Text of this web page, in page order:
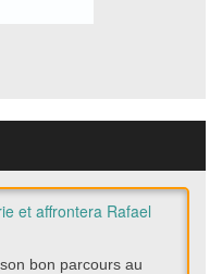
et affrontera Rafael
bon parcours au